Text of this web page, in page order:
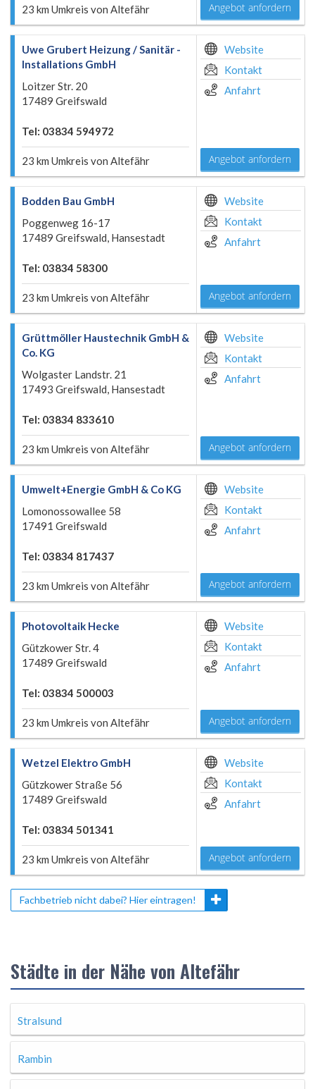
23 km Umkreis von Altefähr Angebot anfordern
Uwe Grubert Heizung / Sanitär -
Installations GmbH
Loitzer Str. 20
17489 Greifswald
Tel: 03834 594972
23 km Umkreis von Altefähr
Website
Kontakt
Anfahrt
Angebot anfordern
Bodden Bau GmbH
Poggenweg 16-17
17489 Greifswald, Hansestadt
Tel: 03834 58300
23 km Umkreis von Altefähr
Website
Kontakt
Anfahrt
Angebot anfordern
Grüttmöller Haustechnik GmbH &
Co. KG
Wolgaster Landstr. 21
17493 Greifswald, Hansestadt
Tel: 03834 833610
23 km Umkreis von Altefähr
Website
Kontakt
Anfahrt
Angebot anfordern
Umwelt+Energie GmbH & Co KG
Lomonossowallee 58
17491 Greifswald
Tel: 03834 817437
23 km Umkreis von Altefähr
Website
Kontakt
Anfahrt
Angebot anfordern
Photovoltaik Hecke
Gützkower Str. 4
17489 Greifswald
Tel: 03834 500003
23 km Umkreis von Altefähr
Website
Kontakt
Anfahrt
Angebot anfordern
Wetzel Elektro GmbH
Gützkower Straße 56
17489 Greifswald
Tel: 03834 501341
23 km Umkreis von Altefähr
Website
Kontakt
Anfahrt
Angebot anfordern
Fachbetrieb nicht dabei? Hier eintragen!
Städte in der Nähe von Altefähr
Stralsund
Rambin